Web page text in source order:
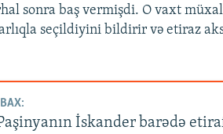
sonra baş vermişdi. O vaxt
seçildiyini bildirir və etiraz
İskander barədə